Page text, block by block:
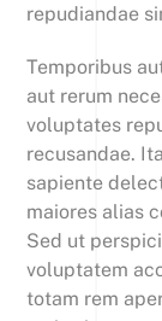
repudiandae
Temporibus
aut rerum
voluptates
recusandae.
sapiente
maiores alias
Sed ut
voluptatem
totam rem